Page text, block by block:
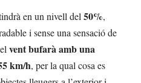
en un nivell del 50%,
i sense una sensació de
vent bufarà amb una
km/h, per la qual cosa es